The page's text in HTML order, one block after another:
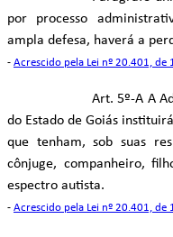
por processo
ampla defesa, haverá a
- Acrescido pela Lei nº 20.401, de
Art. 5º-A A
do Estado de Goiás
que tenham, sob suas
cônjuge, companheiro,
espectro autista.
- Acrescido pela Lei nº 20.401, de